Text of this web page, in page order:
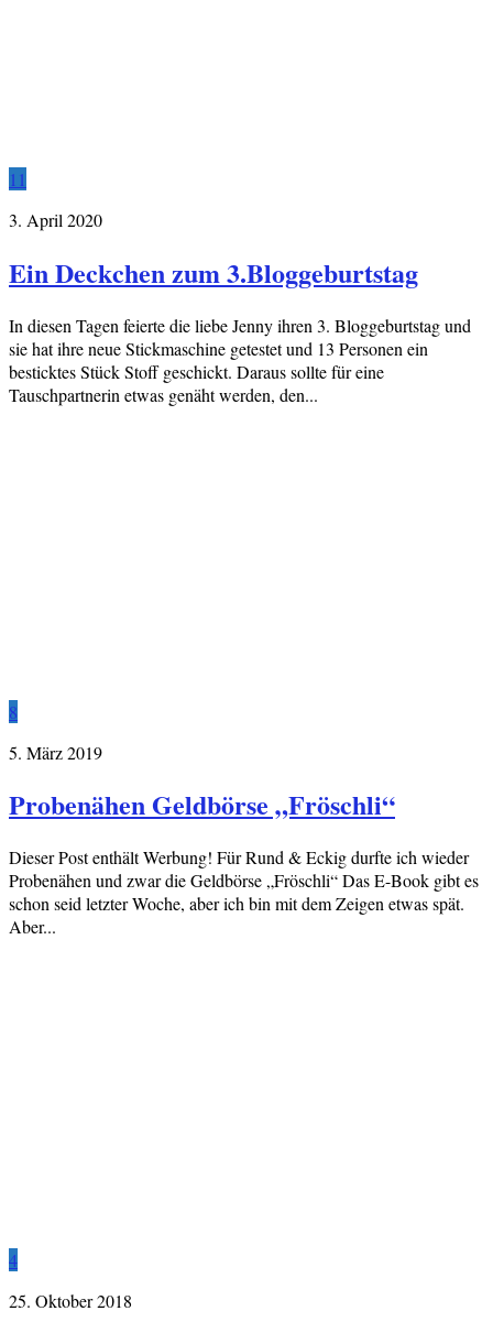
11
3. April 2020
Ein Deckchen zum 3.Bloggeburtstag
In diesen Tagen feierte die liebe Jenny ihren 3. Bloggeburtstag und
sie hat ihre neue Stickmaschine getestet und 13 Personen ein
besticktes Stück Stoff geschickt. Daraus sollte für eine
Tauschpartnerin etwas genäht werden, den...
8
5. März 2019
Probenähen Geldbörse „Fröschli“
Dieser Post enthält Werbung! Für Rund & Eckig durfte ich wieder
Probenähen und zwar die Geldbörse „Fröschli“ Das E-Book gibt es
schon seid letzter Woche, aber ich bin mit dem Zeigen etwas spät.
Aber...
4
25. Oktober 2018